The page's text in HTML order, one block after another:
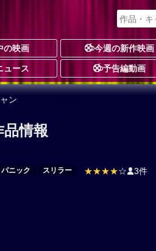
の映画 今週の新作映画
ュース 予告編動画
ン
情報
パニック スリラー ★★★★☆ 3件